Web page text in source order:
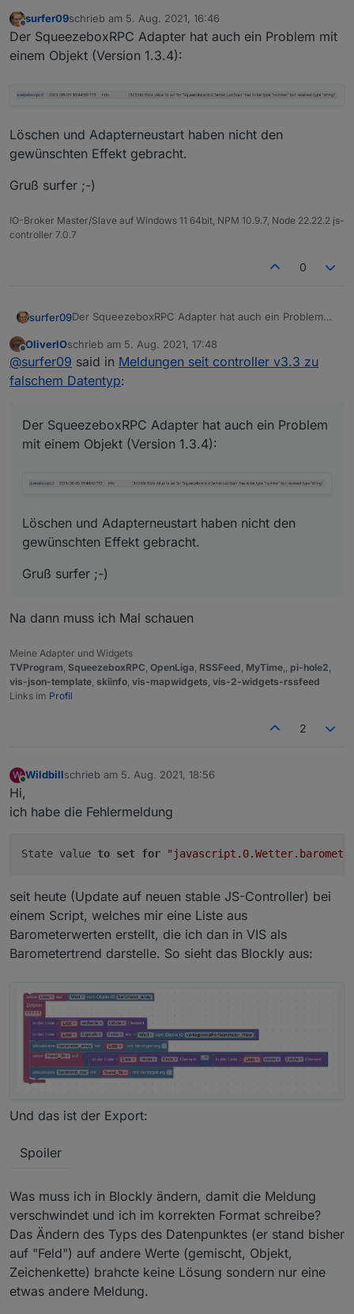
Offline
surfer09schrieb am 5. Aug. 2021, 16:46
zuletzt editiert von
Der SqueezeboxRPC Adapter hat auch ein Problem mit
einem Objekt (Version 1.3.4):
Löschen und Adapterneustart haben nicht den
gewünschten Effekt gebracht.
Gruß surfer ;-)
IO-Broker Master/Slave auf Windows 11 64bit, NPM 10.9.7, Node 22.22.2 js-
controller 7.0.7
0
surfer09Der SqueezeboxRPC Adapter hat auch ein Problem
Löschen und Adapterneustart haben nicht den
gewünschten Effekt gebracht.
Offline
OliverIOschrieb am 5. Aug. 2021, 17:48
zuletzt editiert von
@surfer09 said in Meldungen seit controller v3.3 zu
falschem Datentyp:
Der SqueezeboxRPC Adapter hat auch ein Problem
mit einem Objekt (Version 1.3.4):
Löschen und Adapterneustart haben nicht den
gewünschten Effekt gebracht.
Gruß surfer ;-)
Na dann muss ich Mal schauen
Meine Adapter und Widgets
TVProgram SqueezeboxRPC OpenLiga RSSFeed MyTime pi-hole2
vis-json-template skiinfo vis-mapwidgets vis-2-widgets-rssfeed
Links im Profil
2
W Wildbillschrieb am 5. Aug. 2021, 18:56
zuletzt editiert von
Hi,
ich habe die Fehlermeldung
State value to set for
seit heute (Update auf neuen stable JS-Controller) bei
einem Script, welches mir eine Liste aus
Barometerwerten erstellt, die ich dan in VIS als
Barometertrend darstelle. So sieht das Blockly aus:
Und das ist der Export:
Spoiler
Was muss ich in Blockly ändern, damit die Meldung
verschwindet und ich im korrekten Format schreibe?
Das Ändern des Typs des Datenpunktes (er stand bisher
auf "Feld") auf andere Werte (gemischt, Objekt,
Zeichenkette) brahcte keine Lösung sondern nur eine
etwas andere Meldung.